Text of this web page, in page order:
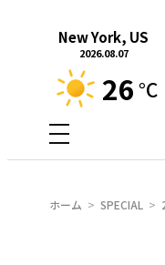
New York, US
2026.08.07
26 °C
ホーム SPECIAL